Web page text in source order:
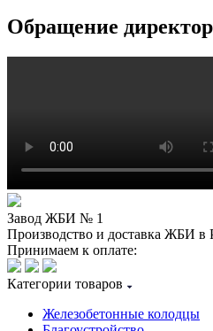
Обращение
Завод ЖБИ № 1
Производство и доставка ЖБИ
Принимаем к оплате:
Категории товаров
Железобетонные колодцы